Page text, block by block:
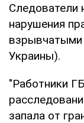
Следователи
нарушения
взрывчатыми
Украины).
"Работники
запала от